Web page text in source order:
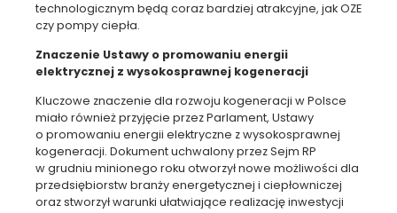
technologicznym będą coraz bardziej atrakcyjne, jak OZE
czy pompy ciepła.
Znaczenie Ustawy o promowaniu energii
elektrycznej z wysokosprawnej kogeneracji
Kluczowe znaczenie dla rozwoju kogeneracji w Polsce
miało również przyjęcie przez Parlament, Ustawy
o promowaniu energii elektryczne z wysokosprawnej
kogeneracji. Dokument uchwalony przez Sejm RP
w grudniu minionego roku otworzył nowe możliwości dla
przedsiębiorstw branży energetycznej i ciepłowniczej
oraz stworzył warunki ułatwiające realizację inwestycji